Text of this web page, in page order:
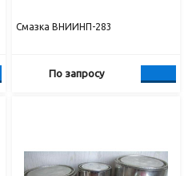
Смазка ВНИИНП-283
По запросу